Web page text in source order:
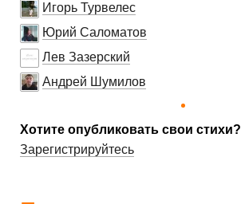
Игорь Турвелес
Юрий Саломатов
Лев Зазерский
Андрей Шумилов
Хотите опубликовать свои стихи?
Зарегистрируйтесь